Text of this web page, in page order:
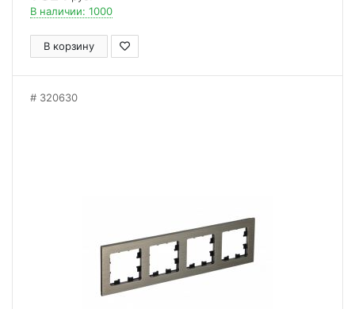
В наличии: 1000
В корзину
320630